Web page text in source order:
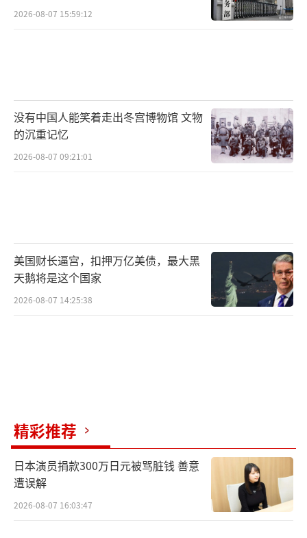
2026-08-07 15:59:12
没有中国人能笑着走出冬宫博物馆 文物
的沉重记忆
2026-08-07 09:21:01
美国财长逼宫，扣押万亿美债，最大黑
天鹅将是这个国家
2026-08-07 14:25:38
精彩推荐
日本演员捐款300万日元被骂脏钱 善意
遭误解
2026-08-07 16:03:47